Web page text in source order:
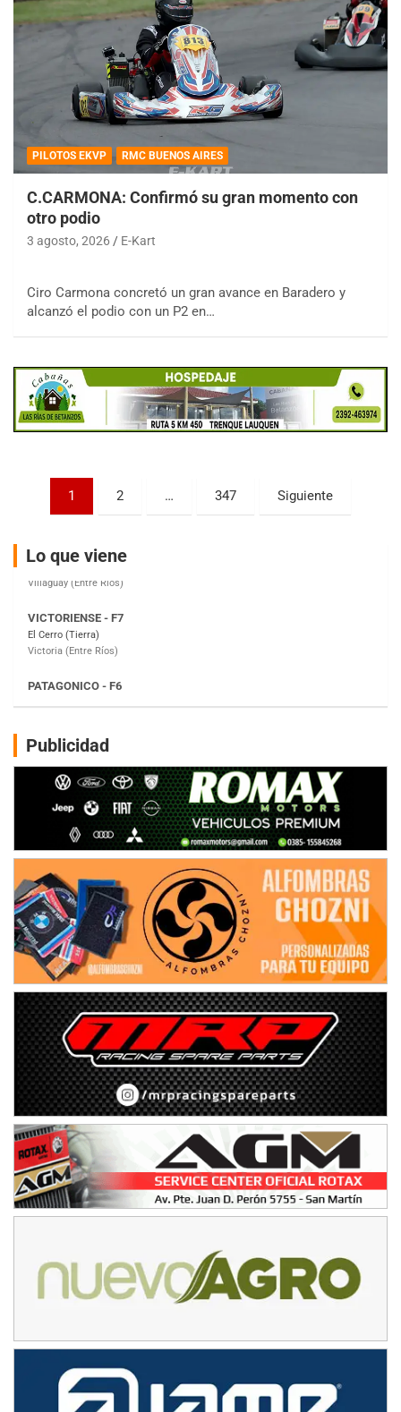
PILOTOS EKVP RMC BUENOS AIRES
C.CARMONA: Confirmó su gran momento con
otro podio
3 agosto, 2026 E-Kart
Ciro Carmona concretó un gran avance en Baradero y
alcanzó el podio con un P2 en…
Paginación
entradas
1 2 … 347 Siguiente
Lo que viene
08/09-AGO
KDO - F6
Ciudad de Trenque Lauquen (Asfalto)
Trenque Lauquen (Buenos Aires)
Villaguay (Entre Ríos)
El Cerro (Tierra)
Victoria (Entre Ríos)
Moto Club Reginense (Tierra)
Gral. E. Godoy (Río Negro)
Juventud Unida (Tierra)
NORESTE SANTAFESINO - F6
Ciudad de Avellaneda (Asfalto)
Avellaneda (Santa Fe)
SUR SANTAFESINO - F4
José Samuel Sánchez (Tierra)
Rufino (Santa Fe)
TUCUMANO - F5
Juan Navarro (Asfalto)
El Timbó (Tucumán)
COBERTURA ESPECIAL DE E-KART.COM.AR
08/09-AGO
IAME SERIES ARGENTINA 6
Ramiro Tot (Asfalto)
Baradero (Buenos Aires)
KDO - F6
Ciudad de Trenque Lauquen (Asfalto)
Trenque Lauquen (Buenos Aires)
ENTRERRIANO - F6 (POSTERGADA)
Parque de la Velocidad (Asfalto)
Villaguay (Entre Ríos)
VICTORIENSE - F7
El Cerro (Tierra)
PATAGONICO - F6
Moto Club Reginense (Tierra)
Gral. E. Godoy (Río Negro)
Juventud Unida (Tierra)
NORESTE SANTAFESINO - F6
Publicidad